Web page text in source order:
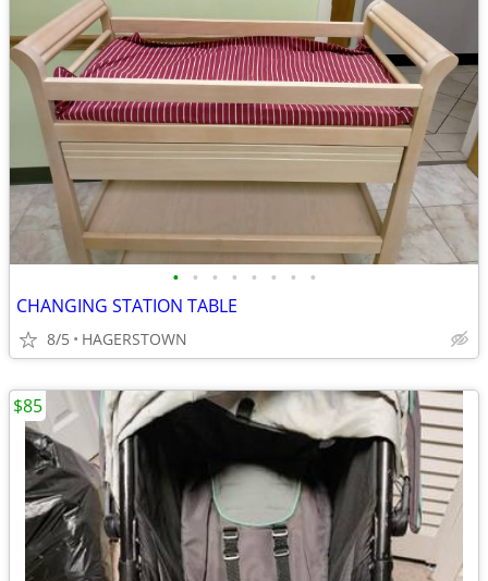
• • • • • • • •
CHANGING STATION TABLE
8/5 HAGERSTOWN
$85